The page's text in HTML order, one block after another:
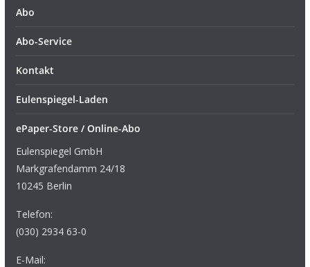
Abo
Abo-Service
Kontakt
Eulenspiegel-Laden
ePaper-Store / Online-Abo
Eulenspiegel GmbH
Markgrafendamm 24/18
10245 Berlin
Telefon:
(030) 2934 63-0
E-Mail: